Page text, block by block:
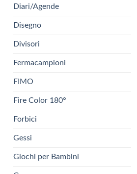
Diari/Agende
Disegno
Divisori
Fermacampioni
FIMO
Fire Color 180°
Forbici
Gessi
Giochi per Bambini